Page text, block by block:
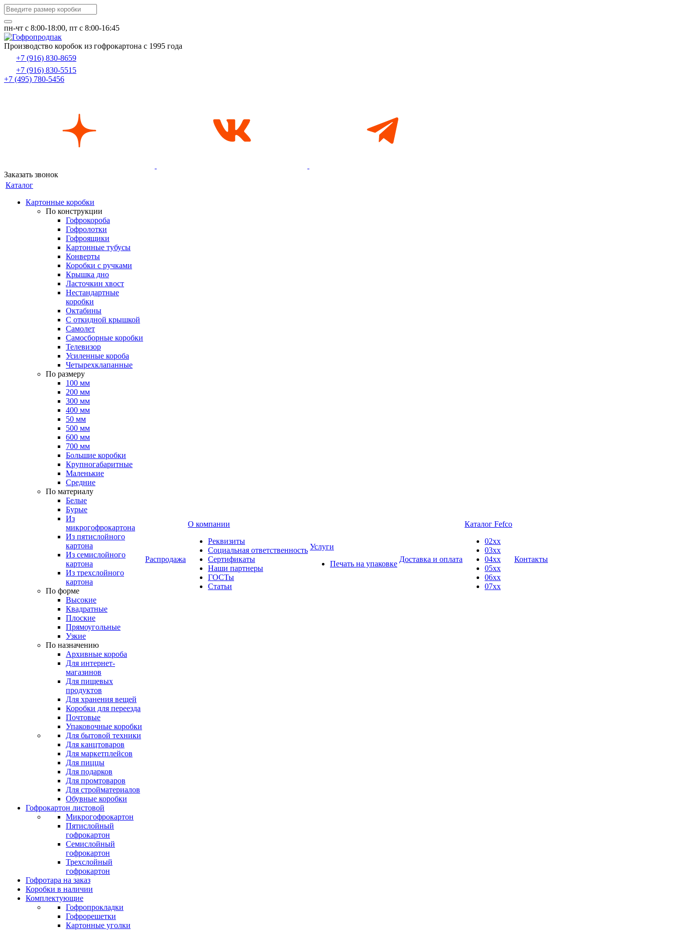
пн-чт c 8:00-18:00, пт с 8:00-16:45
Производство коробок из гофрокартона с 1995 года
+7 (916) 830-8659
+7 (916) 830-5515
+7 (495) 780-5456
Заказать звонок
Каталог
Картонные коробки
По конструкции
Гофрокороба
Гофролотки
Гофроящики
Картонные тубусы
Конверты
Коробки с ручками
Крышка дно
Ласточкин хвост
Нестандартные
коробки
Октабины
С откидной крышкой
Самолет
Самосборные коробки
Телевизор
Усиленные короба
Четырехклапанные
По размеру
100 мм
200 мм
300 мм
400 мм
50 мм
500 мм
600 мм
700 мм
Большие коробки
Крупногабаритные
Маленькие
Средние
По материалу
Белые
Бурые
Из
микрогофрокартона
Из пятислойного
картона
Из семислойного
картона
Из трехслойного
картона
По форме
Высокие
Квадратные
Плоские
Прямоугольные
Узкие
По назначению
Архивные короба
Для интернет-
магазинов
Для пищевых
продуктов
Для хранения вещей
Коробки для переезда
Почтовые
Упаковочные коробки
Для бытовой техники
Для канцтоваров
Для маркетплейсов
Для пиццы
Для подарков
Для промтоваров
Для стройматериалов
Обувные коробки
Гофрокартон листовой
Микрогофрокартон
Пятислойный
гофрокартон
Семислойный
гофрокартон
Трехслойный
гофрокартон
Гофротара на заказ
Коробки в наличии
Комплектующие
Гофропрокладки
Гофрорешетки
Картонные уголки
Распродажа
О компании
Реквизиты
Социальная ответственность
Сертификаты
Наши партнеры
ГОСТы
Статьи
Услуги
Печать на упаковке
Доставка и оплата
Каталог Fefco
02xx
03xx
04xx
05xx
06xx
07xx
Контакты